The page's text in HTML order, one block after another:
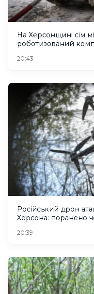
На Херсонщині сім
роботизований
20:43
Російський дрон
Херсона: поранено
20:39